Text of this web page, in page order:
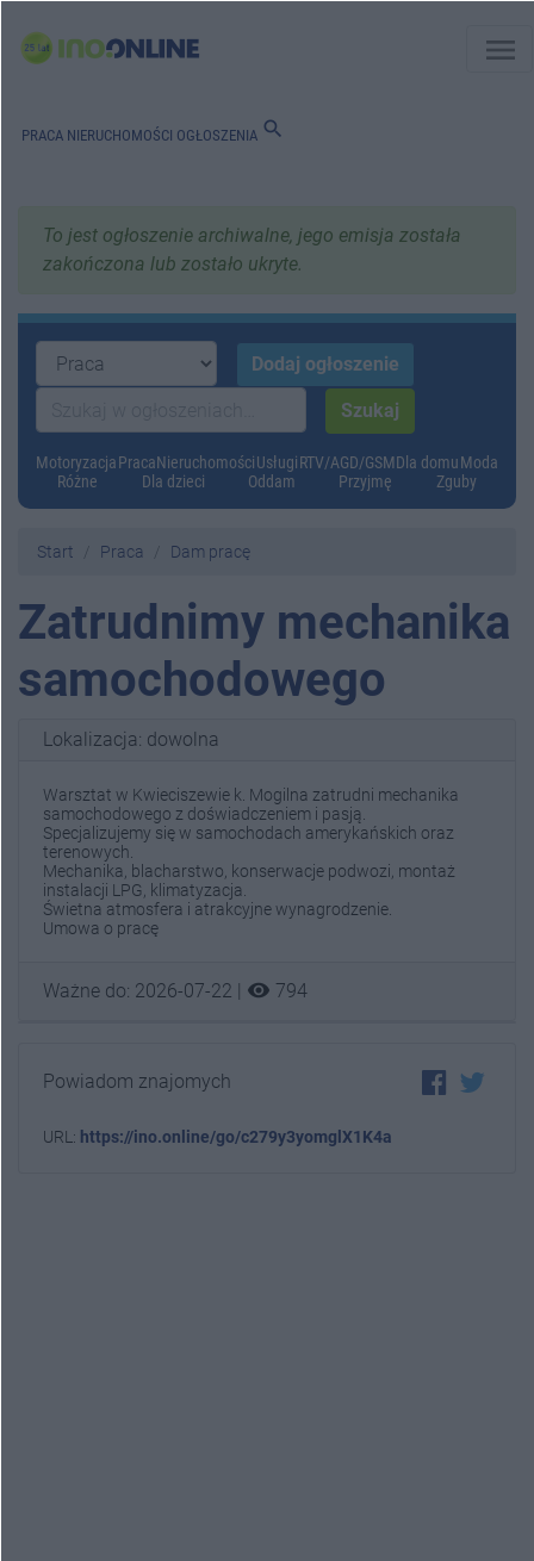
menu
PRACA NIERUCHOMOŚCI OGŁOSZENIA search
To jest ogłoszenie archiwalne, jego emisja została
zakończona lub zostało ukryte.
MotoryzacjaPracaNieruchomościUsługiRTV/AGD/GSMDla domuModa
Różne
Dla dzieci Oddam Przyjmę Zguby
Start Praca Dam pracę
Zatrudnimy mechanika
samochodowego
Lokalizacja: dowolna
Warsztat w Kwieciszewie k. Mogilna zatrudni mechanika
samochodowego z doświadczeniem i pasją.
Specjalizujemy się w samochodach amerykańskich oraz
terenowych.
Mechanika, blacharstwo, konserwacje podwozi, montaż
instalacji LPG, klimatyzacja.
Świetna atmosfera i atrakcyjne wynagrodzenie.
Umowa o pracę
Ważne do: 2026-07-22 | visibility 794
Powiadom znajomych
URL: https://ino.online/go/c279y3yomglX1K4a